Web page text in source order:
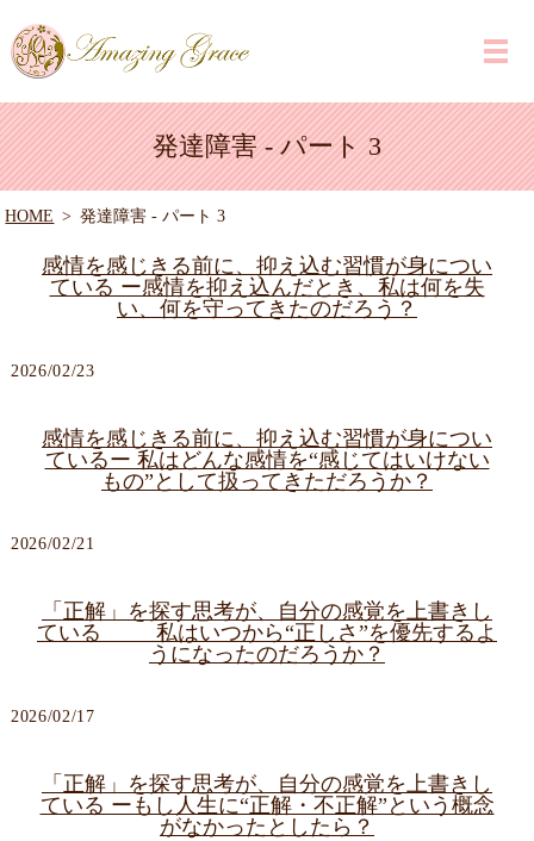
発達障害 - パート 3
HOME 発達障害 - パート 3
感情を感じきる前に、抑え込む習慣が身につい
ている ー感情を抑え込んだとき、私は何を失
い、何を守ってきたのだろう？
2026/02/23
感情を感じきる前に、抑え込む習慣が身につい
ているー 私はどんな感情を“感じてはいけない
もの”として扱ってきただろうか？
2026/02/21
「正解」を探す思考が、自分の感覚を上書きし
ている 私はいつから“正しさ”を優先するよ
うになったのだろうか？
2026/02/17
「正解」を探す思考が、自分の感覚を上書きし
ている ーもし人生に“正解・不正解”という概念
がなかったとしたら？